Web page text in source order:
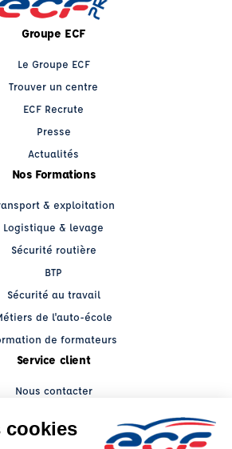
Groupe ECF
Le Groupe ECF
Trouver un centre
ECF Recrute
Presse
Actualités
Nos Formations
& exploitation
Logistique & levage
Sécurité routière
BTP
Sécurité au travail
de l'auto-école
de formateurs
Service client
Nous contacter
Espace client